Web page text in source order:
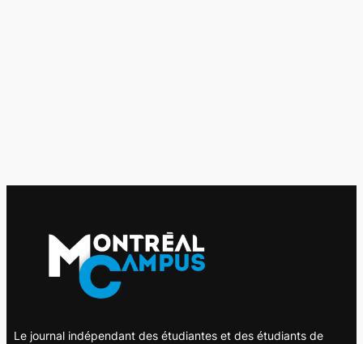
Le journal indépendant des étudiantes et des étudiants de